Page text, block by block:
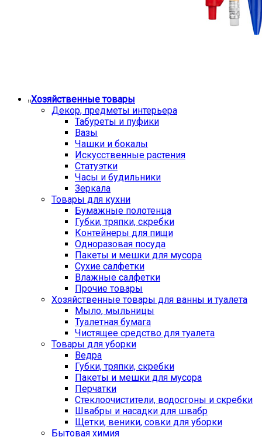
Хозяйственные товары
Декор, предметы интерьера
Табуреты и пуфики
Вазы
Чашки и бокалы
Искусственные растения
Статуэтки
Часы и будильники
Зеркала
Товары для кухни
Бумажные полотенца
Губки, тряпки, скребки
Контейнеры для пищи
Одноразовая посуда
Пакеты и мешки для мусора
Сухие салфетки
Влажные салфетки
Прочие товары
Хозяйственные товары для ванны и туалета
Мыло, мыльницы
Туалетная бумага
Чистящее средство для туалета
Товары для уборки
Ведра
Губки, тряпки, скребки
Пакеты и мешки для мусора
Перчатки
Стеклоочистители, водосгоны и скребки
Швабры и насадки для швабр
Щетки, веники, совки для уборки
Бытовая химия